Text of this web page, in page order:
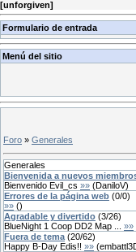
[unforgiven]
Formulario de entrada
Menú del sitio
Foro » Generales
Generales
Bienvenida a nuevos
Bienvenido Evil_cs »» (DaniloV)
Errores de la página web (0/0)
»» ()
Agradable y divertido (3/26)
BlueNight 1 Coop DD2 Map ...
»»
Fuera de tema (20/62)
Happy B-Day Edis!! »» (